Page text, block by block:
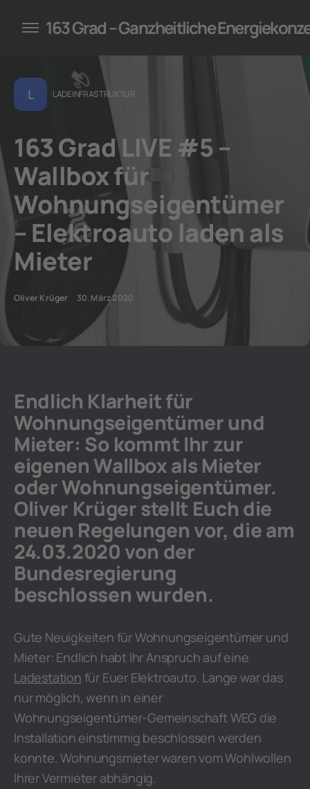
für Unternehmen
163 Grad – Ganzheitliche
L LADEINFRASTRUKTUR
163 Grad LIVE #5 –
Wallbox für
Wohnungseigentümer
– Elektroauto laden als
Mieter
Oliver Krüger 30. März 2020
Endlich Klarheit für
Wohnungseigentümer und
Mieter: So kommt Ihr zur
eigenen Wallbox als Mieter
oder Wohnungseigentümer.
Oliver Krüger stellt Euch die
neuen Regelungen vor, die am
24.03.2020 von der
Bundesregierung
beschlossen wurden.
Gute Neuigkeiten für Wohnungseigentümer und
Mieter: Endlich habt Ihr Anspruch auf eine
Ladestation für Euer Elektroauto. Lange war das
nur möglich, wenn in einer
Wohnungseigentümer-Gemeinschaft WEG die
Installation einstimmig beschlossen werden
konnte. Wohnungsmieter waren vom Wohlwollen
Ihrer Vermieter abhängig.